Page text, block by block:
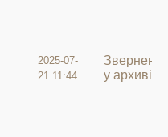
2025-07-
21 11:44
у архиві